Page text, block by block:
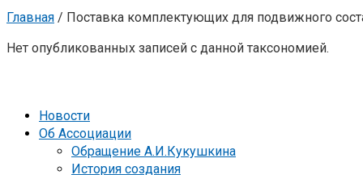
Главная / Поставка комплектующих для подвижного
Нет опубликованных записей с данной таксономией.
Новости
Об Ассоциации
Обращение А.И.Кукушкина
История создания